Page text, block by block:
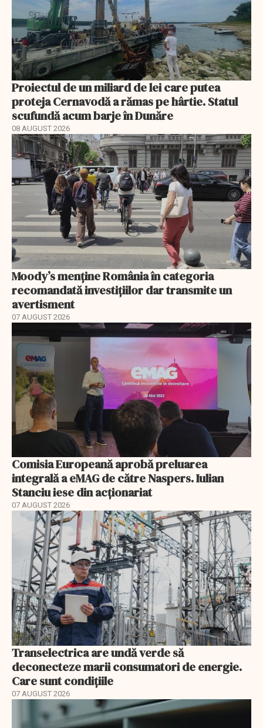
Proiectul de un miliard de lei care putea
proteja Cernavodă a rămas pe hârtie. Statul
scufundă acum barje în Dunăre
08 AUGUST 2026
Moody’s menține România în categoria
recomandată investițiilor dar transmite un
avertisment
07 AUGUST 2026
Comisia Europeană aprobă preluarea
integrală a eMAG de către Naspers. Iulian
Stanciu iese din acționariat
07 AUGUST 2026
Transelectrica are undă verde să
deconecteze marii consumatori de energie.
Care sunt condițiile
07 AUGUST 2026